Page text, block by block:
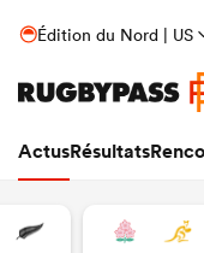
Édition du Nord | US
ActusRésultats